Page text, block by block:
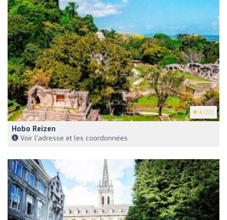
4 (38)
Hobo Reizen
Voir l'adresse et les coordonnées